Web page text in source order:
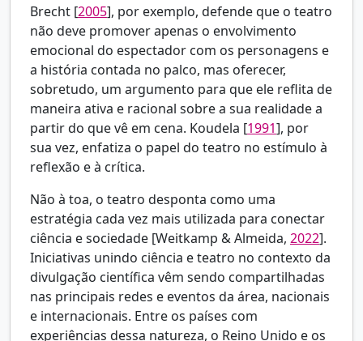
Brecht [2005], por exemplo, defende que o teatro
não deve promover apenas o envolvimento
emocional do espectador com os personagens e
a história contada no palco, mas oferecer,
sobretudo, um argumento para que ele reflita de
maneira ativa e racional sobre a sua realidade a
partir do que vê em cena. Koudela [1991], por
sua vez, enfatiza o papel do teatro no estímulo à
reflexão e à crítica.
Não à toa, o teatro desponta como uma
estratégia cada vez mais utilizada para conectar
ciência e sociedade [Weitkamp & Almeida, 2022].
Iniciativas unindo ciência e teatro no contexto da
divulgação científica vêm sendo compartilhadas
nas principais redes e eventos da área, nacionais
e internacionais. Entre os países com
experiências dessa natureza, o Reino Unido e os